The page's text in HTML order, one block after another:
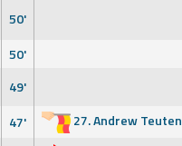
50'
50'
49'
47'
27. Andrew Teuten